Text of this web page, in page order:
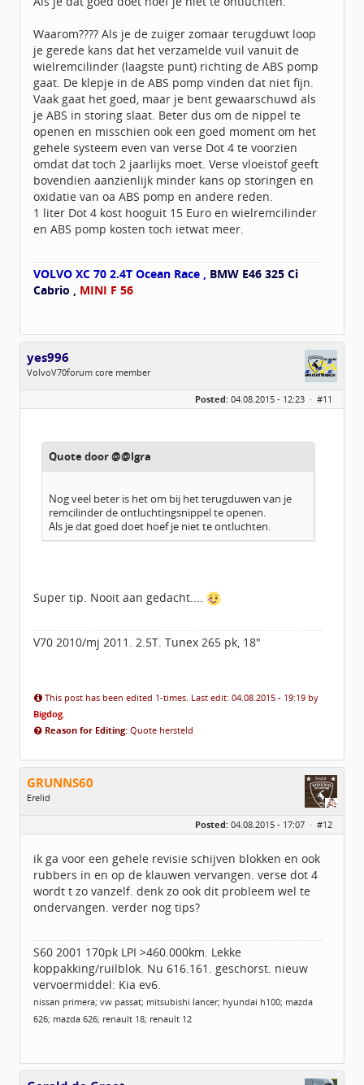
Waarom???? Als je de zuiger zomaar terugduwt loop
je gerede kans dat het verzamelde vuil vanuit de
wielremcilinder (laagste punt) richting de ABS pomp
gaat. De klepje in de ABS pomp vinden dat niet fijn.
Vaak gaat het goed, maar je bent gewaarschuwd als
je ABS in storing slaat. Beter dus om de nippel te
openen en misschien ook een goed moment om het
gehele systeem even van verse Dot 4 te voorzien
omdat dat toch 2 jaarlijks moet. Verse vloeistof geeft
bovendien aanzienlijk minder kans op storingen en
oxidatie van oa ABS pomp en andere reden.
1 liter Dot 4 kost hooguit 15 Euro en wielremcilinder
en ABS pomp kosten toch ietwat meer.
VOLVO XC 70 2.4T Ocean Race , BMW E46 325 Ci
Cabrio , MINI F 56
yes996
VolvoV70forum core member
Geslacht:
n/a
Berichten:
1426
Posted: 04.08.2015 - 12:23 · #11
Quote door @@lgra
Nog veel beter is het om bij het terugduwen van je
remcilinder de ontluchtingsnippel te openen.
Als je dat goed doet hoef je niet te ontluchten.
Super tip. Nooit aan gedacht....
V70 2010/mj 2011. 2.5T. Tunex 265 pk, 18"
This post has been edited 1-times. Last edit: 04.08.2015 - 19:19 by
Bigdog.
Reason for Editing: Quote hersteld
GRUNNS60
Erelid
Leeftijd:
64
Geregistreerd:07 / 2014
Posted: 04.08.2015 - 17:07 · #12
ik ga voor een gehele revisie schijven blokken en ook
rubbers in en op de klauwen vervangen. verse dot 4
wordt t zo vanzelf. denk zo ook dit probleem wel te
ondervangen. verder nog tips?
S60 2001 170pk LPI >460.000km. Lekke
koppakking/ruilblok. Nu 616.161. geschorst. nieuw
vervoermiddel: Kia ev6.
nissan primera; vw passat; mitsubishi lancer; hyundai h100; mazda
626; mazda 626; renault 18; renault 12